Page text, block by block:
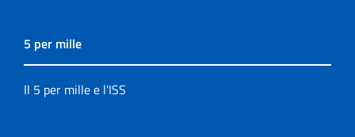
5 per mille
Il 5 per mille e l'ISS